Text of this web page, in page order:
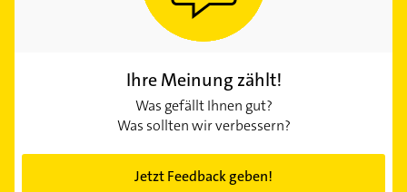
Ihre Meinung zählt!
Was gefällt Ihnen gut?
Was sollten wir verbessern?
Jetzt Feedback geben!